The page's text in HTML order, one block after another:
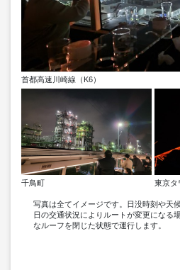
首都高速川崎線（K6）
千鳥町 東京タ
写真は全てイメージです。日没時刻や天
日の交通状況によりルートが変更になる
なルーフを閉じた状態で運行します。